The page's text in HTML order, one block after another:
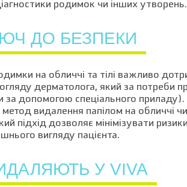
родимок чи інших утворень.
ДО БЕЗПЕКИ
на обличчі та тілі важливо
дерматолога, який за потреби
допомогою спеціального приладу).
видалення папілом на обличчі
підхід дозволяє мінімізувати
вигляду пацієнта.
У VIVA